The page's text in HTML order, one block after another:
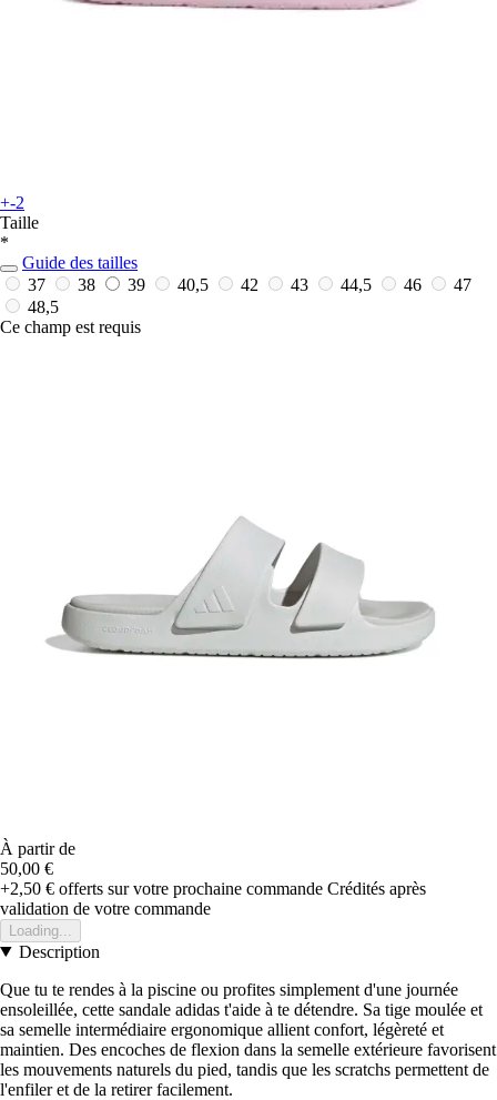
+-2
Taille
*
Guide des tailles
37
38 39 40,5 42 43 44,5 46
47
48,5
Ce champ est requis
À partir de
50,00 €
+2,50 € offerts sur votre prochaine commande Crédités après
validation de votre commande
Loading...
Description
Que tu te rendes à la piscine ou profites simplement d'une journée
ensoleillée, cette sandale adidas t'aide à te détendre. Sa tige moulée et
sa semelle intermédiaire ergonomique allient confort, légèreté et
maintien. Des encoches de flexion dans la semelle extérieure favorisent
les mouvements naturels du pied, tandis que les scratchs permettent de
l'enfiler et de la retirer facilement.